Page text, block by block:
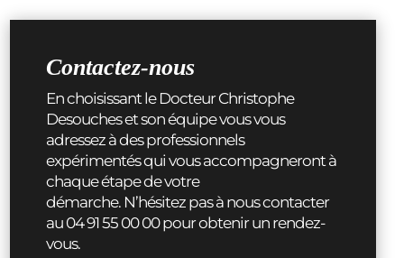
Contactez-nous
En choisissant le Docteur Christophe
Desouches et son équipe vous vous
adressez à des professionnels
expérimentés qui vous accompagneront à
chaque étape de votre
démarche. N’hésitez pas à nous contacter
au 04 91 55 00 00 pour obtenir un rendez-
vous.